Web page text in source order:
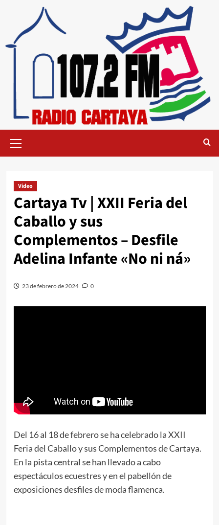
Video
Cartaya Tv | XXII Feria del
Caballo y sus
Complementos – Desfile
Adelina Infante «No ni ná»
23 de febrero de 2024 0
Del 16 al 18 de febrero se ha celebrado la XXII
Feria del Caballo y sus Complementos de Cartaya.
En la pista central se han llevado a cabo
espectáculos ecuestres y en el pabellón de
exposiciones desfiles de moda flamenca.